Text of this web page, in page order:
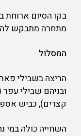
בקו הסיום
מתחרה מתבקש
המסלול
הריצה בשבילי
ובניהם שבילי עפר
קצרים), כביש
השחייה כולה במי